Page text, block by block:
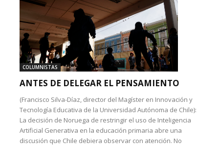
COLUMNISTAS
ANTES DE DELEGAR EL PENSAMIENTO
(Francisco Silva-Díaz, director del Magíster en Innovación y
Tecnología Educativa de la Universidad Autónoma de Chile):
La decisión de Noruega de restringir el uso de Inteligencia
Artificial Generativa en la educación primaria abre una
discusión que Chile debiera observar con atención. No